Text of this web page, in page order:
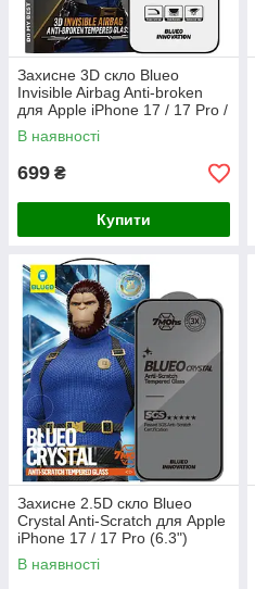
Захисне 3D скло Blueo
Invisible Airbag Anti-broken
для Apple iPhone 17 / 17 Pro /
16 Pro (6.3")
В наявності
699 ₴
Купити
Захисне 2.5D скло Blueo
Crystal Anti-Scratch для Apple
iPhone 17 / 17 Pro (6.3")
В наявності